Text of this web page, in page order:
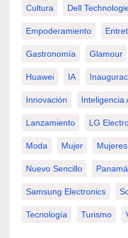
Cultura Dell
Empoderamiento
Gastronomía Glamour
Huawei IA
Innovación Inteligencia
Lanzamiento LG
Moda Mujer Mujeres
Nuevo Sencillo Panamá
Samsung Electronics
Tecnología Turismo